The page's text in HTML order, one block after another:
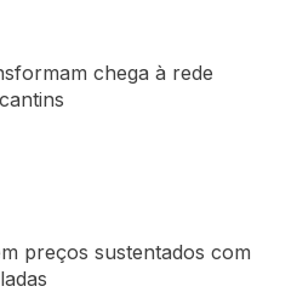
chega à rede
preços sustentados com